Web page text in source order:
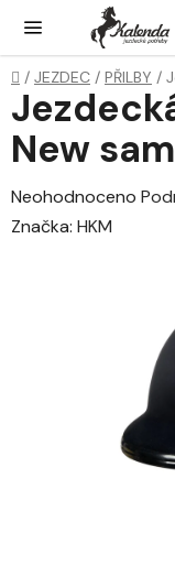
obsah
Domů
/ JEZDEC / PŘILBY /
New
Průměrné
hodnocení
Neohodnoceno
Značka: HKM